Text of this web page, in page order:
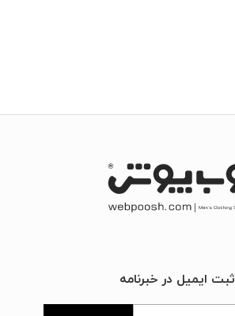
ثبت ایمیل در خبرنامه